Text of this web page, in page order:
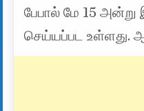
பேபால் மே 15
செய்யப்பட உள்ளது.